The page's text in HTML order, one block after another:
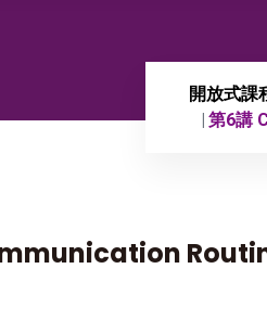
開放式課
第6講